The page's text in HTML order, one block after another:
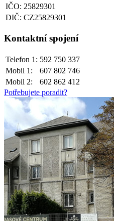
IČO: 25829301
DIČ: CZ25829301
Kontaktní spojení
Telefon 1: 592 750 337
Mobil 1:
607 802 746
Mobil 2:
602 862 412
Potřebujete poradit?